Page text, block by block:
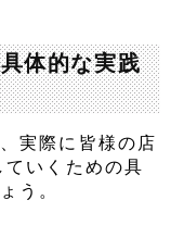
体的な実践
実際に皆様の店
いくための具
う。